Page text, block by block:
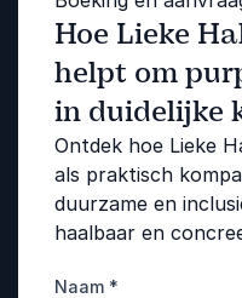
Hoe Lieke
helpt om
in duidelijke
Ontdek hoe Lieke
als praktisch
duurzame en
haalbaar en
Naam *